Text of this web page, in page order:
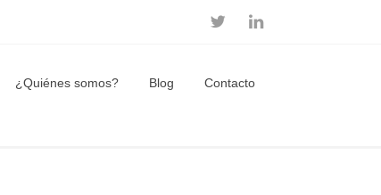
¿Quiénes somos? Blog Contacto